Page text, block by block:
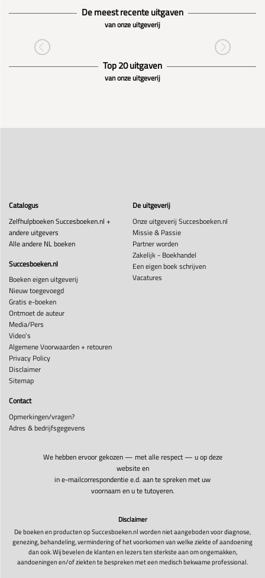
De meest recente uitgaven
van onze uitgeverij
Top 20 uitgaven
van onze uitgeverij
Catalogus
Zelfhulpboeken Succesboeken.nl +
andere uitgevers
Alle andere NL boeken
Succesboeken.nl
Boeken eigen uitgeverij
Nieuw toegevoegd
Gratis e-boeken
Ontmoet de auteur
Media/Pers
Video's
Algemene Voorwaarden + retouren
Privacy Policy
Disclaimer
Sitemap
De uitgeverij
Onze uitgeverij Succesboeken.nl
Missie & Passie
Partner worden
Zakelijk - Boekhandel
Een eigen boek schrijven
Vacatures
Contact
Opmerkingen/vragen?
Adres & bedrijfsgegevens
We hebben ervoor gekozen — met alle respect — u op deze
website en
in e-mailcorrespondentie e.d. aan te spreken met uw
voornaam en u te tutoyeren.
Disclaimer
De boeken en producten op Succesboeken.nl worden niet aangeboden voor diagnose,
genezing, behandeling, vermindering of het voorkomen van welke ziekte of aandoening
dan ook. Wij bevelen de klanten en lezers ten sterkste aan om ongemakken,
aandoeningen en/of ziekten te bespreken met een medisch bekwame professional.